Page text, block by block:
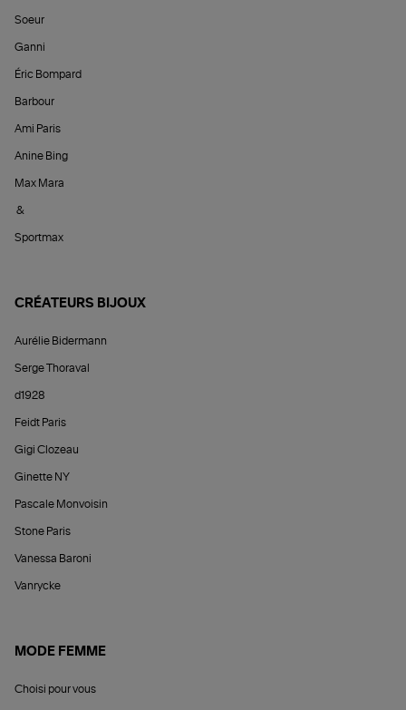
Soeur
Ganni
Éric Bompard
Barbour
Ami Paris
Anine Bing
Max Mara
&
Sportmax
CRÉATEURS BIJOUX
Aurélie Bidermann
Serge Thoraval
d1928
Feidt Paris
Gigi Clozeau
Ginette NY
Pascale Monvoisin
Stone Paris
Vanessa Baroni
Vanrycke
MODE FEMME
Choisi pour vous